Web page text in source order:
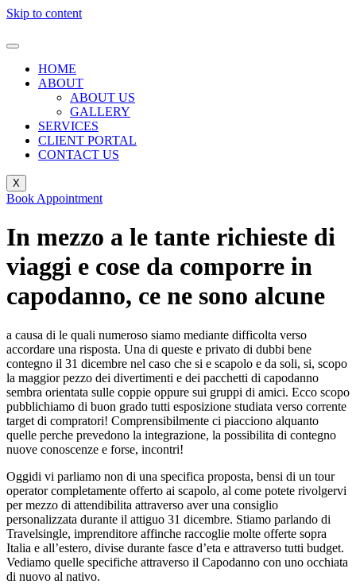
Skip to content
HOME
ABOUT
ABOUT US
GALLERY
SERVICES
CLIENT PORTAL
CONTACT US
X
Book Appointment
In mezzo a le tante richieste di
viaggi e cose da comporre in
capodanno, ce ne sono alcune
a causa di le quali numeroso siamo mediante difficolta verso
accordare una risposta. Una di queste e privato di dubbi bene
contegno il 31 dicembre nel caso che si e scapolo e da soli, si, scopo
la maggior pezzo dei divertimenti e dei pacchetti di capodanno
sembra orientata sulle coppie oppure sui gruppi di amici. Ecco scopo
pubblichiamo di buon grado tutti esposizione studiata verso corrente
target di compratori! Comprensibilmente ci piacciono alquanto
quelle perche prevedono la integrazione, la possibilita di contegno
nuove conoscenze e forse, incontri!
Oggidi vi parliamo non di una specifica proposta, bensi di un tour
operator completamente offerto ai scapolo, al come potete rivolgervi
per mezzo di attendibilita attraverso aver una consiglio
personalizzata durante il attiguo 31 dicembre. Stiamo parlando di
Travelsingle, imprenditore affinche raccoglie molte offerte sopra
Italia e all’estero, divise durante fasce d’eta e attraverso tutti budget.
Vediamo quelle specifiche attraverso il Capodanno con uno occhiata
di nuovo al nativo.